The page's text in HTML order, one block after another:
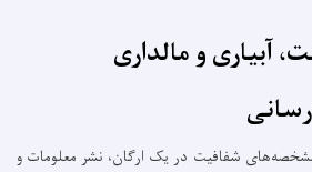
آبیاری و مالداری
مشخصه‌های شفافیت در یک ارگان، نشر معلومات و